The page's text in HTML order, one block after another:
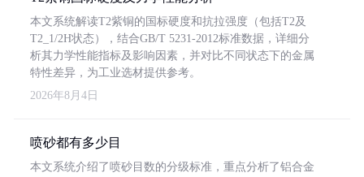
本文系统解读T2紫铜的国标硬度和抗拉强度（包括T2及
T2_1/2H状态），结合GB/T 5231-2012标准数据，详细分
析其力学性能指标及影响因素，并对比不同状态下的金属
特性差异，为工业选材提供参考。
2026年8月4日
喷砂都有多少目
本文系统介绍了喷砂目数的分级标准，重点分析了铝合金